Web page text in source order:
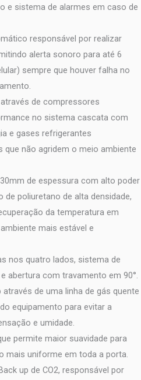
e sistema de alarmes em caso de
responsável por realizar
alerta sonoro para até 6
sempre que houver falha no
de compressores
no sistema cascata com
e gases refrigerantes
não agridem o meio ambiente
de espessura com alto poder
de poliuretano de alta densidade,
da temperatura em
mais estável e
nos quatro lados, sistema de
abertura com travamento em 90°.
de uma linha de gás quente
equipamento para evitar a
e umidade.
permite maior suavidade para
mais uniforme em toda a porta.
up de CO2, responsável por